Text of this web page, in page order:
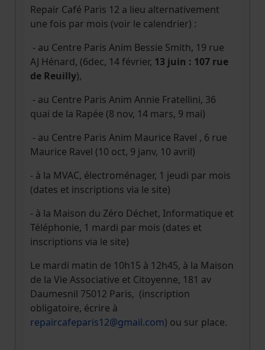
Repair Café Paris 12 a lieu alternativement
une fois par mois (voir le calendrier) :
- au Centre Paris Anim Bessie Smith, 19 rue
AJ Hénard, (6dec, 14 février, 13 juin : 107 rue
de Reuilly),
- au Centre Paris Anim Annie Fratellini, 36
quai de la Rapée (8 nov, 14 mars, 9 mai)
- au Centre Paris Anim Maurice Ravel , 6 rue
Maurice Ravel (10 oct, 9 janv, 10 avril)
- à la MVAC, électroménager, 1 jeudi par mois
(dates et inscriptions via le site)
- à la Maison du Zéro Déchet, Informatique et
Téléphonie, 1 mardi par mois (dates et
inscriptions via le site)
Le mardi matin de 10h15 à 12h45, à la Maison
de la Vie Associative et Citoyenne, 181 av
Daumesnil 75012 Paris, (inscription
obligatoire, écrire à
repaircafeparis12@gmail.com) ou sur place.